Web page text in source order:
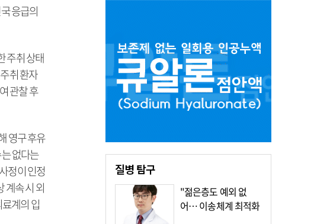
응급의
주취 상태
취 환자
관찰 후
영구 후유
없다는
정이 인정
계속 시 외
계의 입
질병탐구
"젊은층도 예외 없
어… 이송체계 최적화